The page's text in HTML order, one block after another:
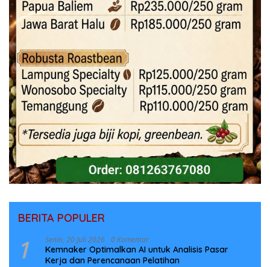
BERITA POPULER
1 Senin, 20 Juli 2026 0 Komentar
Kemnaker Optimalkan AI untuk Analisis Pasar
Kerja dan Perencanaan Pelatihan